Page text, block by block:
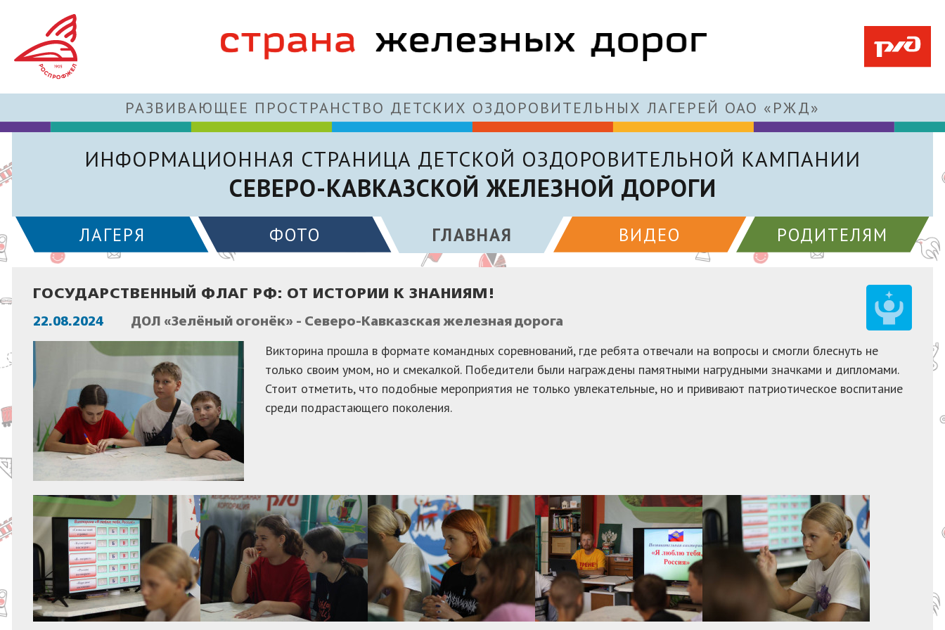
РАЗВИВАЮЩЕЕ ПРОСТРАНСТВО ДЕТСКИХ ОЗДОРОВИТЕЛЬНЫХ ЛАГЕРЕЙ ОАО «РЖД»
ИНФОРМАЦИОННАЯ СТРАНИЦА ДЕТСКОЙ ОЗДОРОВИТЕЛЬНОЙ КАМПАНИИ
СЕВЕРО-КАВКАЗСКОЙ ЖЕЛЕЗНОЙ ДОРОГИ
ЛАГЕРЯ ФОТО ГЛАВНАЯ ВИДЕО РОДИТЕЛЯМ
ГОСУДАРСТВЕННЫЙ ФЛАГ РФ: ОТ ИСТОРИИ К ЗНАНИЯМ!
22.08.2024 ДОЛ «Зелёный огонёк» - Северо-Кавказская железная дорога
Викторина прошла в формате командных соревнований, где ребята отвечали на вопросы и смогли блеснуть не
только своим умом, но и смекалкой. Победители были награждены памятными нагрудными значками и дипломами.
Стоит отметить, что подобные мероприятия не только увлекательные, но и прививают патриотическое воспитание
среди подрастающего поколения.